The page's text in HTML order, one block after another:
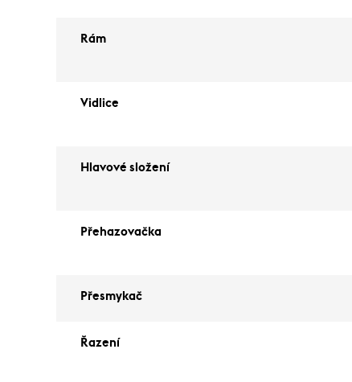
Rám
Vidlice
Hlavové složení
Přehazovačka
Přesmykač
Řazení